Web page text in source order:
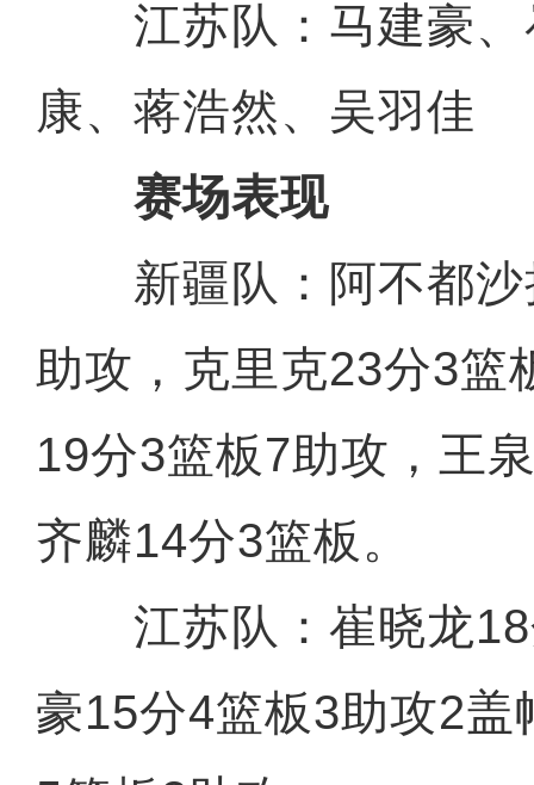
江苏队：马建豪、
康、蒋浩然、吴羽佳
赛场表现
新疆队：阿不都沙
助攻，克里克23分3篮
19分3篮板7助攻，王
齐麟14分3篮板。
江苏队：崔晓龙18
豪15分4篮板3助攻2盖